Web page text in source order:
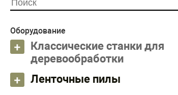
Оборудование
Классические станки для
деревообработки
Ленточные пилы